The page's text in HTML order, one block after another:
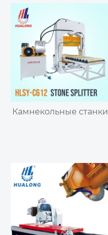
Камнекольные станки